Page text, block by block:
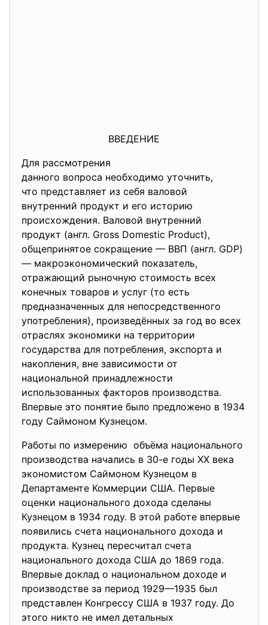
ВВЕДЕНИЕ
Для рассмотрения
данного вопроса необходимо уточнить,
что представляет из себя валовой
внутренний продукт и его историю
происхождения. Валовой внутренний
продукт (англ. Gross Domestic Product),
общепринятое сокращение — ВВП (англ. GDP)
— макроэкономический показатель,
отражающий рыночную стоимость всех
конечных товаров и услуг (то есть
предназначенных для непосредственного
употребления), произведённых за год во всех
отраслях экономики на территории
государства для потребления, экспорта и
накопления, вне зависимости от
национальной принадлежности
использованных факторов производства.
Впервые это понятие было предложено в 1934
году Саймоном Кузнецом.
Работы по измерению объёма национального
производства начались в 30-е годы XX века
экономистом Саймоном Кузнецом в
Департаменте Коммерции США. Первые
оценки национального дохода сделаны
Кузнецом в 1934 году. В этой работе впервые
появились счета национального дохода и
продукта. Кузнец пересчитал счета
национального дохода США до 1869 года.
Впервые доклад о национальном доходе и
производстве за период 1929—1935 был
представлен Конгрессу США в 1937 году. До
этого никто не имел детальных